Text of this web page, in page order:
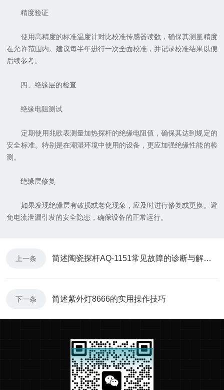
精度验证
使用高精度的标准温度计对比校准传感器读数，确保其测量精度
在允许范围内。建议每半年进行一次全面校准，并记录校准结果以便
后续参考。
四、绝缘层的检查
绝缘电阻测试
定期使用兆欧表测量加热探杆的绝缘电阻值，确保其达到规定的
安全标准。特别是在潮湿环境中使用的设备，更应加强绝缘性能的检
测。
绝缘层修复
如果发现绝缘层有破损或老化现象，应及时进行修复或更换。避
免电流泄漏引发的安全隐患，确保设备的正常运行。
上一条 简述陶瓷探杆AQ-1151常见故障的诊断与解决方法
下一条 简述紫外灯8666的实用操作技巧